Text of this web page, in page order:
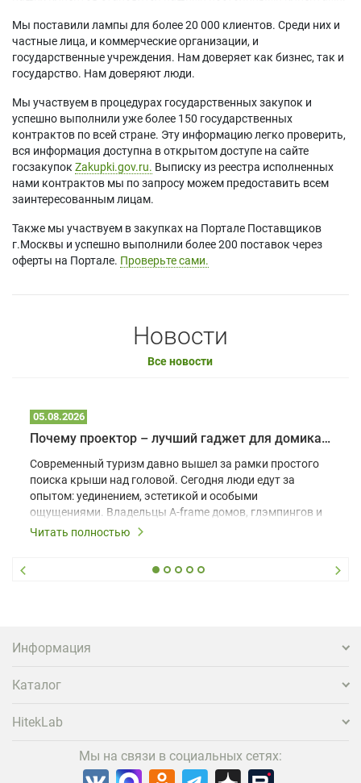
Мы поставили лампы для более 20 000 клиентов. Среди них и
частные лица, и коммерческие организации, и
государственные учреждения. Нам доверяет как бизнес, так и
государство. Нам доверяют люди.
Мы участвуем в процедурах государственных закупок и
успешно выполнили уже более 150 государственных
контрактов по всей стране. Эту информацию легко проверить,
вся информация доступна в открытом доступе на сайте
госзакупок Zakupki.gov.ru. Выписку из реестра исполненных
нами контрактов мы по запросу можем предоставить всем
заинтересованным лицам.
Также мы участвуем в закупках на Портале Поставщиков
г.Москвы и успешно выполнили более 200 поставок через
оферты на Портале. Проверьте сами.
Новости
Все новости
05.08.2026
Почему проектор – лучший гаджет для домика в глэмпинге
Современный туризм давно вышел за рамки простого
поиска крыши над головой. Сегодня люди едут за
опытом: уединением, эстетикой и особыми
ощущениями. Владельцы A-frame домов, глэмпингов и
шале понимают, что конкуренция растет, и
вернуться и поделиться впечатлениями в соцсетях,
проектора.
Читать полностью
Информация
Каталог
HitekLab
Мы на связи в социальных сетях: